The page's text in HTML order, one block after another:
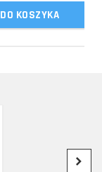
DO KOSZYKA